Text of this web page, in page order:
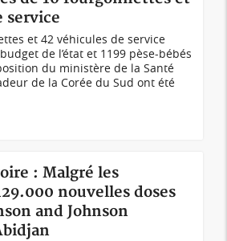
service
et 42 véhicules de service
de l’état et 1199 pèse-bébés
du ministère de la Santé
de la Corée du Sud ont été
: Malgré les
nouvelles doses
and Johnson